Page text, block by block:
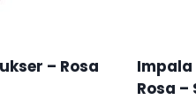
– Rosa
Impala
Rosa –